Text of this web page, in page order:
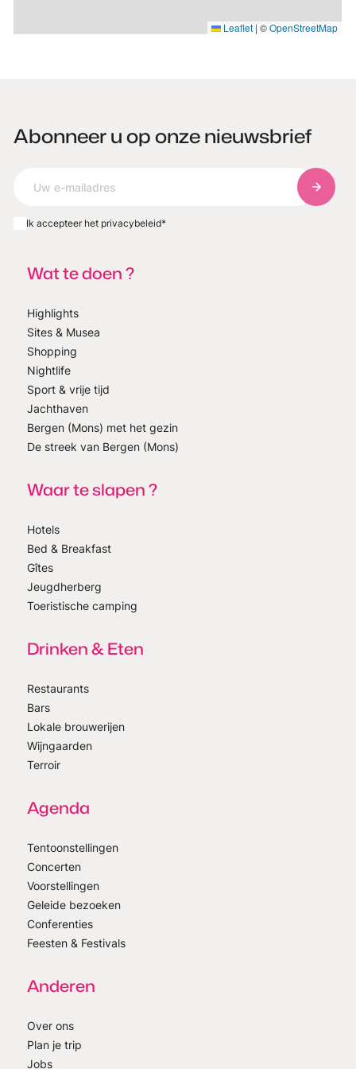
Leaflet | ©OpenStreetMap
Abonneer u op onze nieuwsbrief
Ik accepteer het privacybeleid*
Wat te doen ?
Highlights
Sites & Musea
Shopping
Nightlife
Sport & vrije tijd
Jachthaven
Bergen (Mons) met het gezin
De streek van Bergen (Mons)
Waar te slapen ?
Hotels
Bed & Breakfast
Gîtes
Jeugdherberg
Toeristische camping
Drinken & Eten
Restaurants
Bars
Lokale brouwerijen
Wijngaarden
Terroir
Agenda
Tentoonstellingen
Concerten
Voorstellingen
Geleide bezoeken
Conferenties
Feesten & Festivals
Anderen
Over ons
Plan je trip
Jobs